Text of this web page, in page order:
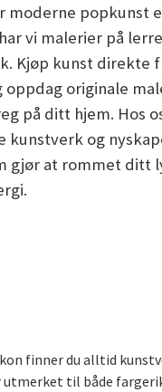
moderne popkunst
vi malerier på
Kjøp kunst direkte
oppdag originale
på ditt hjem. Hos
kunstverk og
gjør at rommet ditt
finner du alltid
utmerket til både